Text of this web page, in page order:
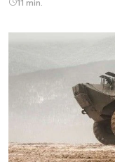
11 min.